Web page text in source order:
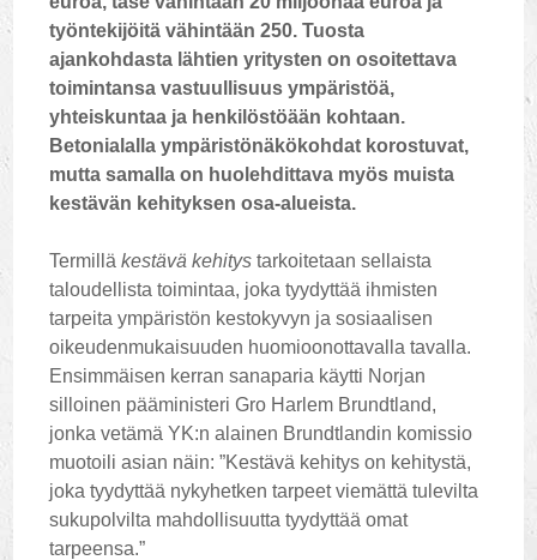
työntekijöitä vähintään 250. Tuosta
ajankohdasta lähtien yritysten on osoitettava
toimintansa vastuullisuus ympäristöä,
yhteiskuntaa ja henkilöstöään kohtaan.
Betonialalla ympäristönäkökohdat korostuvat,
mutta samalla on huolehdittava myös muista
kestävän kehityksen osa-alueista.
Termilläkestävä kehitys tarkoitetaan sellaista
taloudellista toimintaa, joka tyydyttää ihmisten
tarpeita ympäristön kestokyvyn ja sosiaalisen
oikeudenmukaisuuden huomioonottavalla tavalla.
Ensimmäisen kerran sanaparia käytti Norjan
silloinen pääministeri Gro Harlem Brundtland,
jonka vetämä YK:n alainen Brundtlandin komissio
muotoili asian näin: ”Kestävä kehitys on kehitystä,
joka tyydyttää nykyhetken tarpeet viemättä tulevilta
sukupolvilta mahdollisuutta tyydyttää omat
tarpeensa.”